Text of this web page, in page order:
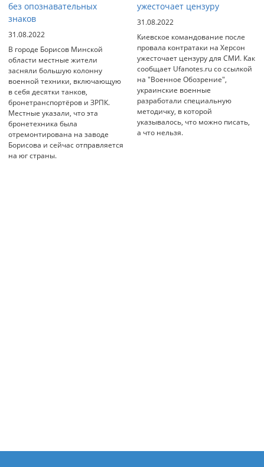
без опознавательных
знаков
31.08.2022
В городе Борисов Минской
области местные жители
засняли большую колонну
военной техники, включающую
в себя десятки танков,
бронетранспортёров и ЗРПК.
Местные указали, что эта
бронетехника была
отремонтирована на заводе
Борисова и сейчас отправляется
на юг страны.
ужесточает цензуру
31.08.2022
Киевское командование после
провала контратаки на Херсон
ужесточает цензуру для СМИ. Как
сообщает Ufanotes.ru со ссылкой
на "Военное Обозрение",
украинские военные
разработали специальную
методичку, в которой
указывалось, что можно писать,
а что нельзя.